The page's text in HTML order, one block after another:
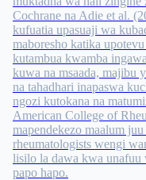
Cochrane na Adie et al.
kufuatia upasuaji wa
maboresho katika
kutambua kwamba
kuwa na msaada, majibu
na tahadhari inapaswa
ngozi kutokana na
American College of
mapendekezo maalum
rheumatologists wengi
lisilo la dawa kwa unafuu
papo hapo.